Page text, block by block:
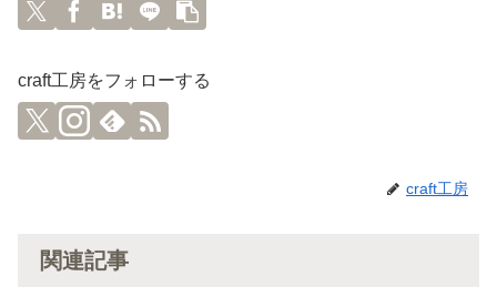
craft工房をフォローする
craft工房
関連記事